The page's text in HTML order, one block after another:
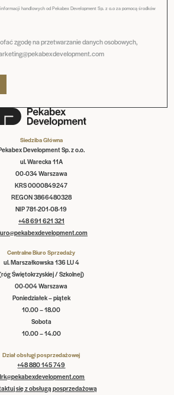
Siedziba Główna
Development Sp. z o.o.
ul. Warecka 11A
00-034 Warszawa
KRS 0000849247
REGON 3866480328
NIP 781-201-08-19
+48 691 621 321
Centralne Biuro Sprzedaży
ul. Marszałkowska 136 LU 4
Świętokrzyskiej / Szkolnej)
00-004 Warszawa
Poniedziałek – piątek
10.00 – 18.00
Sobota
10.00 – 14.00
Dział obsługi posprzedażowej
+48 880 145 749
się z obsługą posprzedażową
handlowych od Pekabex Development Sp. z o.o za pomocą środków
zgodę na przetwarzanie danych osobowych,